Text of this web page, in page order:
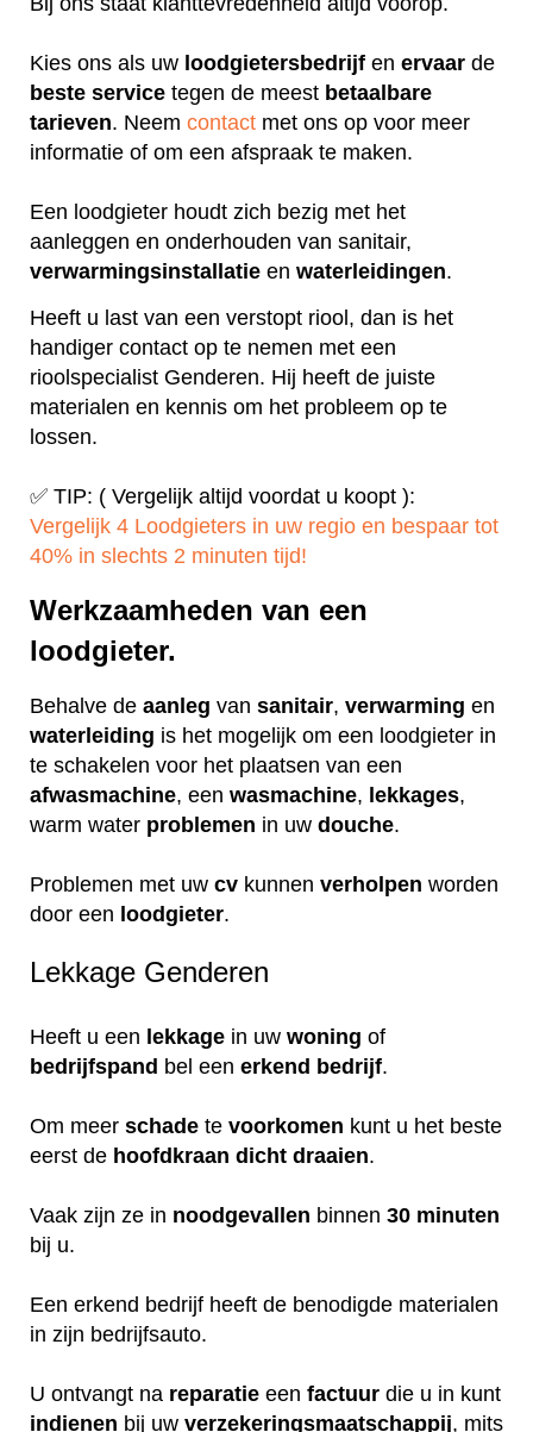
Kies ons als uw loodgietersbedrijf en ervaar de
beste service tegen de meest betaalbare
tarieven. Neem contact met ons op voor meer
informatie of om een afspraak te maken.
Een loodgieter houdt zich bezig met het
aanleggen en onderhouden van sanitair,
verwarmingsinstallatie en waterleidingen.
Heeft u last van een verstopt riool, dan is het
handiger contact op te nemen met een
rioolspecialist Genderen. Hij heeft de juiste
materialen en kennis om het probleem op te
lossen.
✅ TIP: ( Vergelijk altijd voordat u koopt ):
Vergelijk 4 Loodgieters in uw regio en bespaar tot
40% in slechts 2 minuten tijd!
Werkzaamheden van een
loodgieter.
Behalve de aanleg van sanitair, verwarming en
waterleiding is het mogelijk om een loodgieter in
te schakelen voor het plaatsen van een
afwasmachine, een wasmachine, lekkages,
warm water problemen in uw douche.
Problemen met uw cv kunnen verholpen worden
door een loodgieter.
Lekkage Genderen
Heeft u een lekkage in uw woning of
bedrijfspand bel een erkend bedrijf.
Om meer schade te voorkomen kunt u het beste
eerst de hoofdkraan dicht draaien.
Vaak zijn ze in noodgevallen binnen 30 minuten
bij u.
Een erkend bedrijf heeft de benodigde materialen
in zijn bedrijfsauto.
U ontvangt na reparatie een factuur die u in kunt
indienen bij uw verzekeringsmaatschappij, mits